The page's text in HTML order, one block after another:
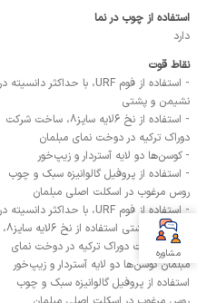
استفاده از چوب در نما
دارد
نقاط قوت
- استفاده از فوم URF، با حداكثر دانسيته در
نشيمن و پشتي
- استفاده از نخ ٦لايه سايز٨، ساخت شركت
دوراك تركيه در دوخت نماي مبلمان
- كوسن‌‎ها دو لايه آستردار و زيپ‌خور
- استفاده از پروفيل گالوانيزه سبك و چوب
روس مرغوب در اسكلت اصلي مبلمان
- استفاده از فوم URF، با حداكثر دانسيته در
نشيمن و پشتي استفاده از نخ ٦لايه سايز٨،
ساخت شركت دوراك تركيه در دوخت نماي
مبلمان كوسن‌‎ها دو لايه آستردار و زيپ‌خور
استفاده از پروفيل گالوانيزه سبك و چوب
مشاوره